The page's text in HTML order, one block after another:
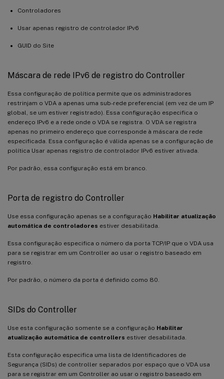
Controladores
Usar apenas registro de controlador IPv6
GUID do Site
Máscara de rede IPv6 de registro do Controller
Essa configuração de política permite que os administradores
restrinjam o VDA a apenas uma sub-rede preferencial (em vez de um IP
global, se um estiver registrado). Essa configuração especifica o
endereço IPv6 e a rede onde o VDA se registra. O VDA se registra
apenas no primeiro endereço que corresponde à máscara de rede
especificada. Essa configuração é válida apenas se a configuração de
política Usar apenas registro de controlador IPv6 estiver ativada.
Por padrão, essa configuração está em branco.
Porta de registro do Controller
Use essa configuração apenas se a configuração Habilitar atualização
automática de controladores estiver desabilitada.
Essa configuração especifica o número da porta TCP/IP que o VDA usa
para se registrar em um Controller ao usar o registro baseado em
registro.
Por padrão, o número da porta é definido como 80.
SIDs do Controller
Use esta configuração somente se a configuração Habilitar
atualização automática de controllers estiver desabilitada.
Esta configuração especifica uma lista de Identificadores de
Segurança (SIDs) de controller separados por espaço que o VDA usa
para se registrar em um Controller ao usar o registro baseado em